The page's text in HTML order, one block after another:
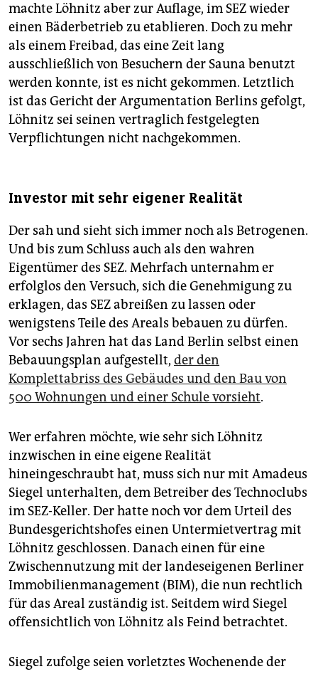
machte Löhnitz aber zur Auflage, im SEZ wieder
einen Bäderbetrieb zu etablieren. Doch zu mehr
als einem Freibad, das eine Zeit lang
ausschließlich von Besuchern der Sauna benutzt
werden konnte, ist es nicht gekommen. Letztlich
ist das Gericht der Argumentation Berlins gefolgt,
Löhnitz sei seinen vertraglich festgelegten
Verpflichtungen nicht nachgekommen.
Investor mit sehr eigener Realität
Der sah und sieht sich immer noch als Betrogenen.
Und bis zum Schluss auch als den wahren
Eigentümer des SEZ. Mehrfach unternahm er
erfolglos den Versuch, sich die Genehmigung zu
erklagen, das SEZ abreißen zu lassen oder
wenigstens Teile des Areals bebauen zu dürfen.
Vor sechs Jahren hat das Land Berlin selbst einen
Bebauungsplan aufgestellt, der den
Komplettabriss des Gebäudes und den Bau von
500 Wohnungen und einer Schule vorsieht.
Wer erfahren möchte, wie sehr sich Löhnitz
inzwischen in eine eigene Realität
hineingeschraubt hat, muss sich nur mit Amadeus
Siegel unterhalten, dem Betreiber des Technoclubs
im SEZ-Keller. Der hatte noch vor dem Urteil des
Bundesgerichtshofes einen Untermietvertrag mit
Löhnitz geschlossen. Danach einen für eine
Zwischennutzung mit der landeseigenen Berliner
Immobilienmanagement (BIM), die nun rechtlich
für das Areal zuständig ist. Seitdem wird Siegel
offensichtlich von Löhnitz als Feind betrachtet.
Siegel zufolge seien vorletztes Wochenende der